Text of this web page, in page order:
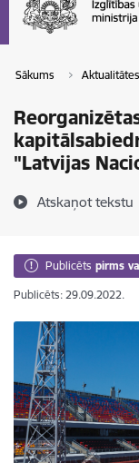
Sākums Aktualitātes
"Latvijas
Atskaņot tekstu
Publicēts pirms
Publicēts: 29.09.2022.